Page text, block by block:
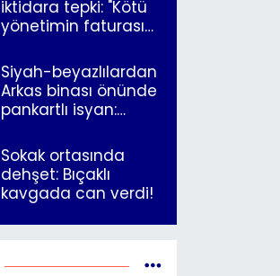
iktidara tepki: "Kötü
yönetimin faturasını
Siyah-beyazlılardan
Arkas binası önünde
pankartlı isyan:
İzmir"
Sokak ortasında
dehşet: Bıçaklı
kavgada can verdi!